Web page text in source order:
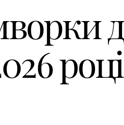
році